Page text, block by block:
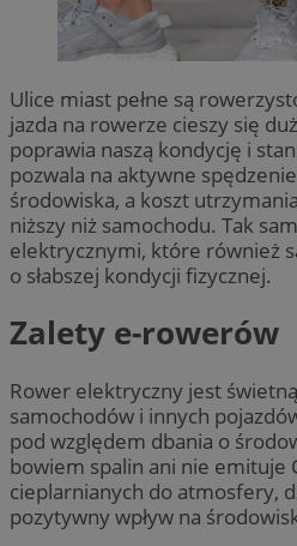
Ulice miast pełne są
jazda na rowerze cieszy się
poprawia naszą kondycję i
pozwala na aktywne
środowiska, a koszt
niższy niż samochodu. Tak
elektrycznymi, które również
o słabszej kondycji fizycznej.
Zalety e-rowerów
Rower elektryczny jest
samochodów i innych
pod względem dbania o
bowiem spalin ani nie emituje
cieplarnianych do atmosfery,
pozytywny wpływ na